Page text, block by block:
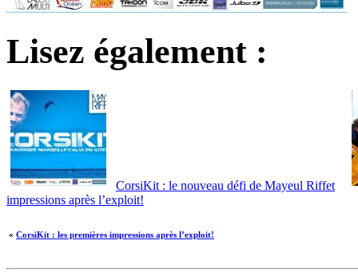
Lisez également :
CorsiKit : le nouveau défi de Mayeul Riffet
impressions après l’exploit!
« CorsiKit : les premières impressions après l’exploit!